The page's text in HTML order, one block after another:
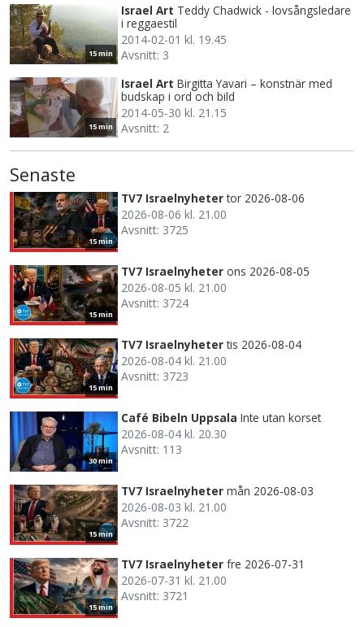
15 min
Israel Art Teddy Chadwick - lovsångsledare
i reggaestil
2014-02-01 kl. 19.45
Avsnitt: 3
15 min
Israel Art Birgitta Yavari – konstnär med
budskap i ord och bild
2014-05-30 kl. 21.15
Avsnitt: 2
Senaste
15 min
TV7 Israelnyheter tor 2026-08-06
2026-08-06 kl. 21.00
Avsnitt: 3725
15 min
TV7 Israelnyheter ons 2026-08-05
2026-08-05 kl. 21.00
Avsnitt: 3724
15 min
TV7 Israelnyheter tis 2026-08-04
2026-08-04 kl. 21.00
Avsnitt: 3723
30 min
Café Bibeln Uppsala Inte utan korset
2026-08-04 kl. 20.30
Avsnitt: 113
15 min
TV7 Israelnyheter mån 2026-08-03
2026-08-03 kl. 21.00
Avsnitt: 3722
15 min
TV7 Israelnyheter fre 2026-07-31
2026-07-31 kl. 21.00
Avsnitt: 3721